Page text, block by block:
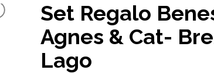
Set Regalo
Agnes & Cat-
Lago